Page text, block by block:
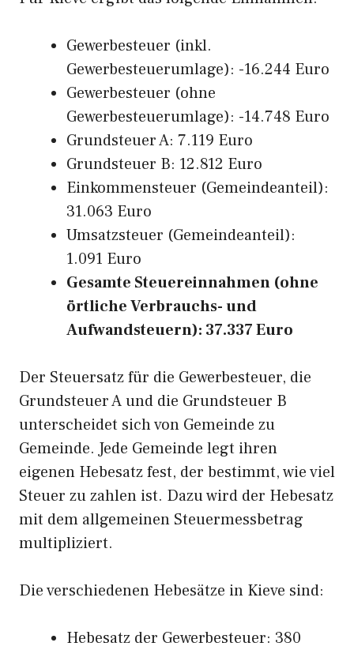
Gewerbesteuer (inkl.
Gewerbesteuerumlage): -16.244 Euro
Gewerbesteuer (ohne
Gewerbesteuerumlage): -14.748 Euro
Grundsteuer A: 7.119 Euro
Grundsteuer B: 12.812 Euro
Einkommensteuer (Gemeindeanteil):
31.063 Euro
Umsatzsteuer (Gemeindeanteil):
1.091 Euro
Gesamte Steuereinnahmen (ohne
örtliche Verbrauchs- und
Aufwandsteuern): 37.337 Euro
Der Steuersatz für die Gewerbesteuer, die
Grundsteuer A und die Grundsteuer B
unterscheidet sich von Gemeinde zu
Gemeinde. Jede Gemeinde legt ihren
eigenen Hebesatz fest, der bestimmt, wie viel
Steuer zu zahlen ist. Dazu wird der Hebesatz
mit dem allgemeinen Steuermessbetrag
multipliziert.
Die verschiedenen Hebesätze in Kieve sind:
Hebesatz der Gewerbesteuer: 380